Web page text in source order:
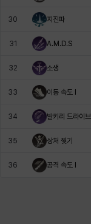
30 지진파
31 A.M.D.S
32 소생
33 이동 속도 I
34 발키리 드라이브
35 상처 찢기
36 공격 속도 I